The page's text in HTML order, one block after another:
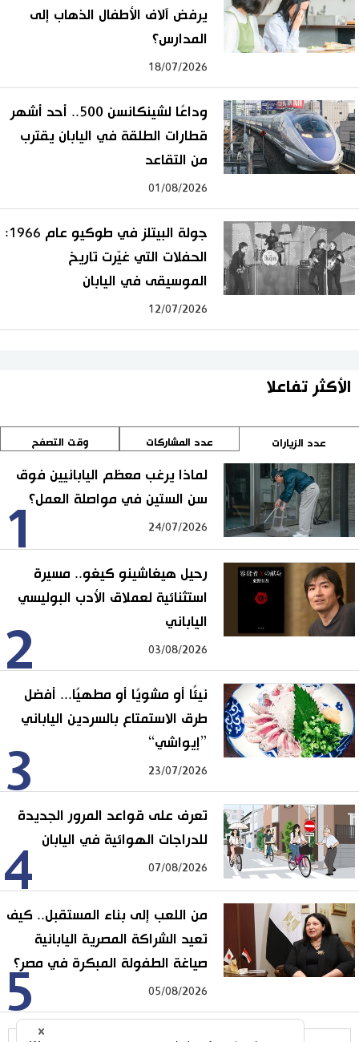
يرفض آلاف الأطفال الذهاب إلى
المدارس؟
18/07/2026
وداعًا لشينكانسن 500.. أحد أشهر
قطارات الطلقة في اليابان يقترب
من التقاعد
01/08/2026
جولة البيتلز في طوكيو عام 1966:
الحفلات التي غيّرت تاريخ
الموسيقى في اليابان
12/07/2026
الأكثر تفاعلا
عدد الزيارات عدد المشاركات وقت التصفح
1
لماذا يرغب معظم اليابانيين فوق
سن الستين في مواصلة العمل؟
24/07/2026
2
رحيل هيغاشينو كيغو.. مسيرة
استثنائية لعملاق الأدب البوليسي
الياباني
03/08/2026
3
نيئًا أو مشويًا أو مطهيًا... أفضل
طرق الاستمتاع بالسردين الياباني
”إيواشي“
23/07/2026
4
تعرف على قواعد المرور الجديدة
للدراجات الهوائية في اليابان
07/08/2026
5
من اللعب إلى بناء المستقبل.. كيف
تعيد الشراكة المصرية اليابانية
صياغة الطفولة المبكرة في مصر؟
05/08/2026